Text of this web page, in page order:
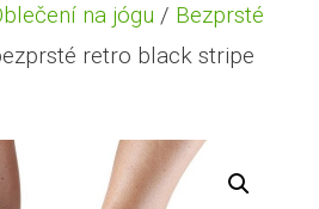
na jógu / Bezprsté
retro black stripe